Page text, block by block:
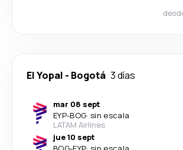
El Yopal - Bogotá 3 días
mar 08 sept
EYP-BOG· sin escala
LATAM Airlines
jue 10 sept